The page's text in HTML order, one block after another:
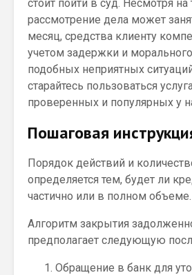
стоит пойти в суд. Несмотря на
рассмотрение дела может
месяц, средства клиенту
учетом задержки и
подобных неприятных
старайтесь пользоваться
проверенных и популярных у
Пошаговая
Порядок действий и
определяется тем, будет ли
частично или в полном объеме.
Алгоритм закрытия
предполагает следующую
Обращение в банк для